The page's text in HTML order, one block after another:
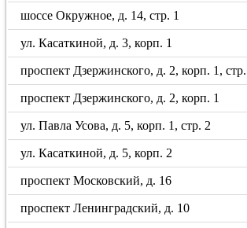
шоссе Окружное, д. 14, стр. 1
ул. Касаткиной, д. 3, корп. 1
проспект Дзержинского, д. 2, корп. 1, стр.
проспект Дзержинского, д. 2, корп. 1
ул. Павла Усова, д. 5, корп. 1, стр. 2
ул. Касаткиной, д. 5, корп. 2
проспект Московский, д. 16
проспект Ленинградский, д. 10